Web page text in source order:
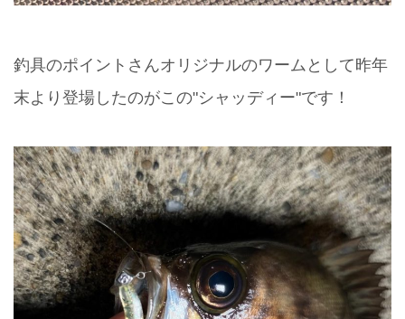
釣具のポイントさんオリジナルのワームとして昨年
末より登場したのがこの"シャッディー"です！